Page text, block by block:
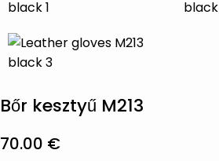
Bőr kesztyű M213
70.00 €